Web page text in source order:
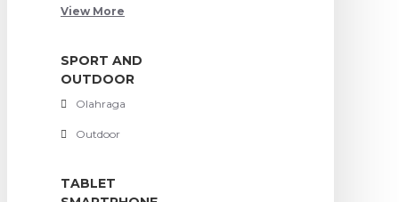
View More
SPORT AND
OUTDOOR
Olahraga
Outdoor
TABLET